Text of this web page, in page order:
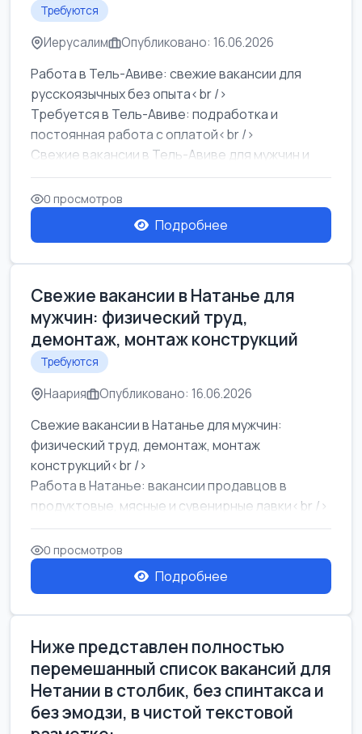
Требуются
Иерусалим Опубликовано: 16.06.2026
Работа в Тель-Авиве: свежие вакансии для
русскоязычных без опыта<br />
Требуется в Тель-Авиве: подработка и
постоянная работа с оплатой<br />
Свежие вакансии в Тель-Авиве для мужчин и
женщин от хозя...
0 просмотров
Подробнее
Свежие вакансии в Натанье для
мужчин: физический труд,
демонтаж, монтаж конструкций
Требуются
Наария Опубликовано: 16.06.2026
Свежие вакансии в Натанье для мужчин:
физический труд, демонтаж, монтаж
конструкций<br />
Работа в Натанье: вакансии продавцов в
продуктовые, мясные и сувенирные лавки<br />
Разнорабочий на сборку м...
0 просмотров
Подробнее
Ниже представлен полностью
перемешанный список вакансий для
Нетании в столбик, без спинтакса и
без эмодзи, в чистой текстовой